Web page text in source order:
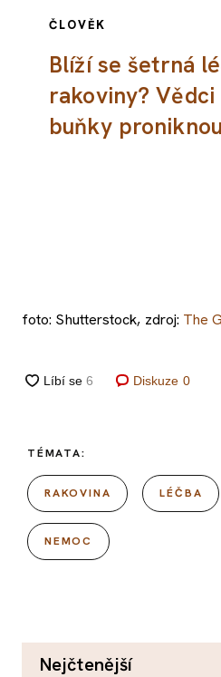
ČLOVĚK
Blíží se šetrná
rakoviny?
buňky
foto: Shutterstock, zdroj: The
Diskuze 0
TÉMATA:
RAKOVINA LÉČBA
NEMOC
nejčtenější